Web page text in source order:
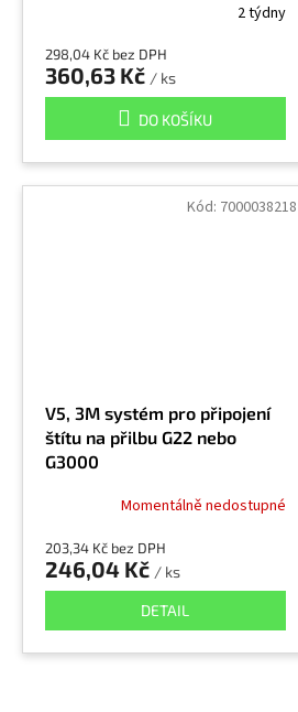
2 týdny
298,04 Kč bez DPH
360,63 Kč / ks
DO KOŠÍKU
V5, 3M systém pro připojení
štítu na přilbu G22 nebo
G3000
Momentálně nedostupné
203,34 Kč bez DPH
246,04 Kč / ks
DETAIL
Kód: 7000038218